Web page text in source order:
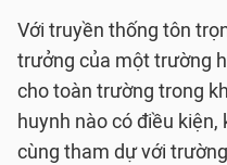
Với truyền thống tôn
trưởng của một trường
cho toàn trường trong
huynh nào có điều
cùng tham dự với